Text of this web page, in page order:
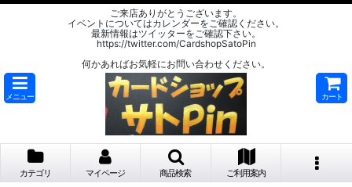
ご来店ありがとうございます。
イベントについてはカレンダーをご確認ください。
最新情報はツイッターをご確認下さい。
https://twitter.com/CardshopSatoPin
何かあればお気軽にお問い合わせください。
メニュー カート
カテゴリ マイページ 商品検索 ご利用案内